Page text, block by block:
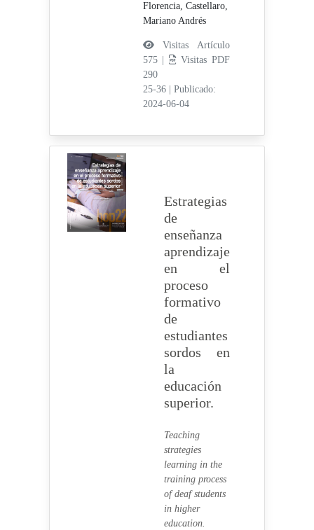
Florencia, Castellaro,
Mariano Andrés
Visitas Artículo
575 |
Visitas PDF
290
25-36
Publicado:
2024-06-04
Estrategias
de
enseñanza
aprendizaje
en el
proceso
formativo
de
estudiantes
sordos en
la
educación
superior.
Teaching
strategies
learning in the
training process
of deaf students
in higher
education.